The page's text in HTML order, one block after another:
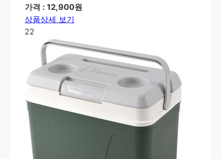
가격 : 12,900원
상품상세 보기
22